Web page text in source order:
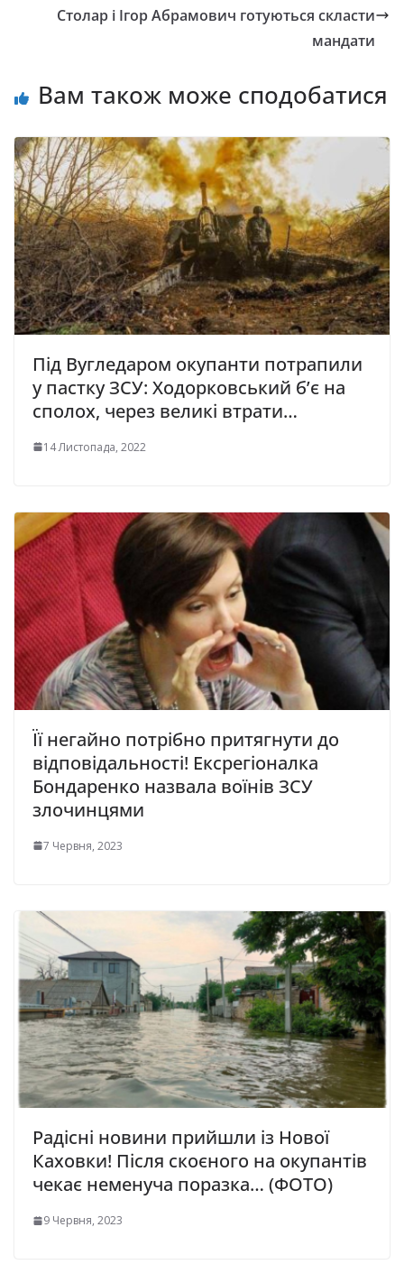
Столар і Ігор Абрамович готуються скласти
мандати
Вам також може сподобатися
Під Вугледаром окупанти потрапили
у пастку ЗСУ: Ходорковський б’є нa
сполох, через великі втрати…
14 Листопада, 2022
Її негайно потрібно притягнути до
відповідальності! Ексрегіоналка
Бондаренко назвала воїнів ЗСУ
злочинцями
7 Червня, 2023
Радісні новини прийшли із Нової
Каховки! Після скоєного на окупантів
чекає неменуча поразка… (ФОТО)
9 Червня, 2023